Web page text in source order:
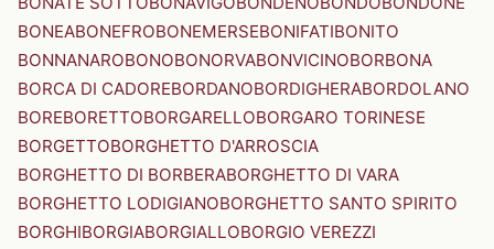
BONEABONEFROBONEMERSEBONIFATIBONITO
BONNANAROBONOBONORVABONVICINOBORBONA
BORCA DI CADOREBORDANOBORDIGHERABORDOLANO
BOREBORETTOBORGARELLOBORGARO TORINESE
BORGETTOBORGHETTO D'ARROSCIA
BORGHETTO DI BORBERABORGHETTO DI VARA
BORGHETTO LODIGIANOBORGHETTO SANTO SPIRITO
BORGHIBORGIABORGIALLOBORGIO VEREZZI